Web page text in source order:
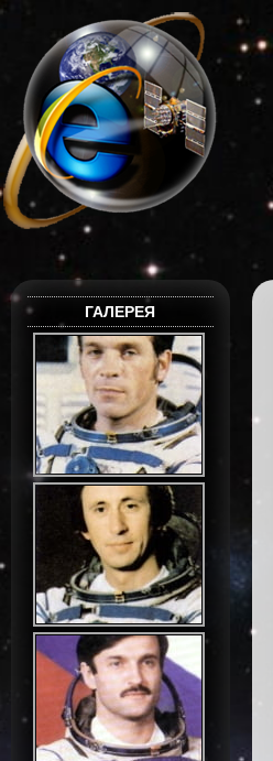
ГАЛЕРЕЯ